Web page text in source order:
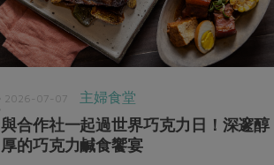
2026-07-07 主婦食堂
與合作社一起過世界巧克力日！深邃醇
厚的巧克力鹹食饗宴